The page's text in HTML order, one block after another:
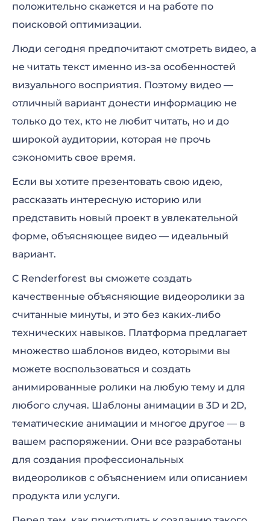
положительно скажется и на работе по
поисковой оптимизации.
Люди сегодня предпочитают смотреть видео, а
не читать текст именно из-за особенностей
визуального восприятия. Поэтому видео —
отличный вариант донести информацию не
только до тех, кто не любит читать, но и до
широкой аудитории, которая не прочь
сэкономить свое время.
Если вы хотите презентовать свою идею,
рассказать интересную историю или
представить новый проект в увлекательной
форме, объясняющее видео — идеальный
вариант.
С Renderforest вы сможете создать
качественные объясняющие видеоролики за
считанные минуты, и это без каких-либо
технических навыков. Платформа предлагает
множество шаблонов видео, которыми вы
можете воспользоваться и создать
анимированные ролики на любую тему и для
любого случая. Шаблоны анимации в 3D и 2D,
тематические анимации и многое другое — в
вашем распоряжении. Они все разработаны
для создания профессиональных
видеороликов с объяснением или описанием
продукта или услуги.